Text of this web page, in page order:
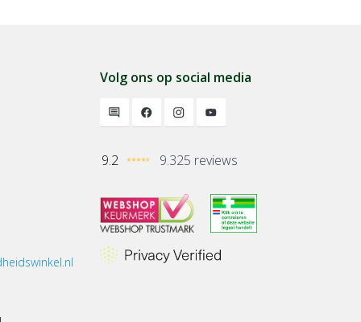
Volg ons op social media
9.2 9.325 reviews